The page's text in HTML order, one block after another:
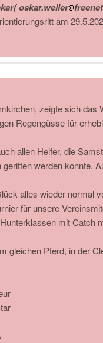
oskar.weller
am
zeigte sich das
Regengüsse für
allen Helfer, die
werden konnte.
alles wieder normal
für unsere
mit Catch
gleichen Pferd, in der